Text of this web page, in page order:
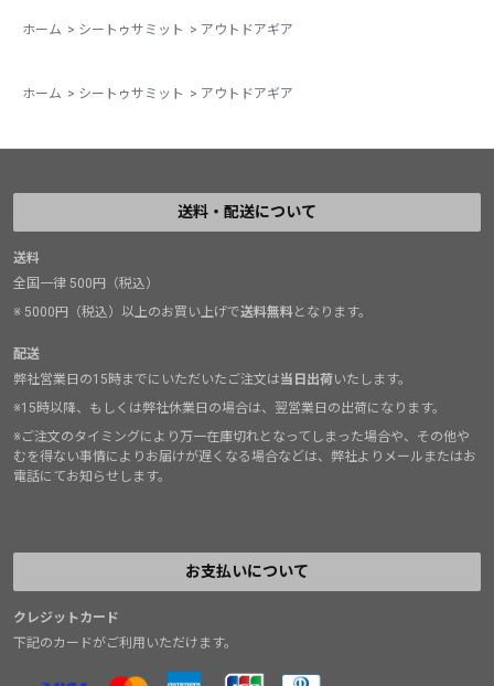
ホーム > シートゥサミット > アウトドアギア
ホーム > シートゥサミット > アウトドアギア
送料・配送について
送料
全国一律 500円（税込）
※ 5000円（税込）以上のお買い上げで送料無料となります。
配送
弊社営業日の15時までにいただいたご注文は当日出荷いたします。
※15時以降、もしくは弊社休業日の場合は、翌営業日の出荷になります。
※ご注文のタイミングにより万一在庫切れとなってしまった場合や、その他や
むを得ない事情によりお届けが遅くなる場合などは、弊社よりメールまたはお
電話にてお知らせします。
お支払いについて
クレジットカード
下記のカードがご利用いただけます。